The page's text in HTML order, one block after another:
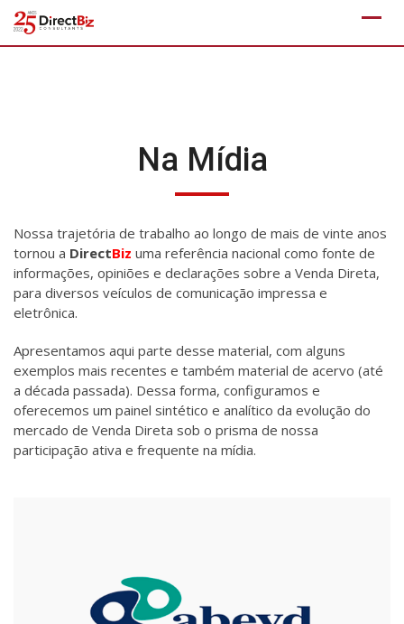
Skip
Na Mídia
Nossa trajetória de trabalho ao longo de mais de vinte anos
tornou a DirectBiz uma referência nacional como fonte de
informações, opiniões e declarações sobre a Venda Direta,
para diversos veículos de comunicação impressa e
eletrônica.
Apresentamos aqui parte desse material, com alguns
exemplos mais recentes e também material de acervo (até
a década passada). Dessa forma, configuramos e
oferecemos um painel sintético e analítico da evolução do
mercado de Venda Direta sob o prisma de nossa
participação ativa e frequente na mídia.